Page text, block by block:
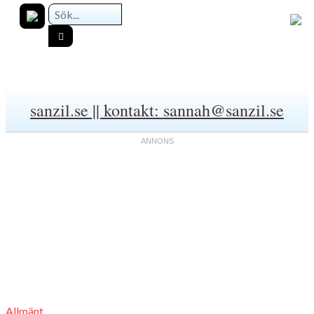
sanzil.se || kontakt: sannah@sanzil.se
Allmänt